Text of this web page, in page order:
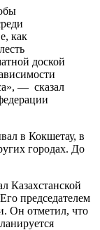
как
доской
— сказал
в Кокшетау, в
городах. До
Казахстанской
председателем
Он отметил, что